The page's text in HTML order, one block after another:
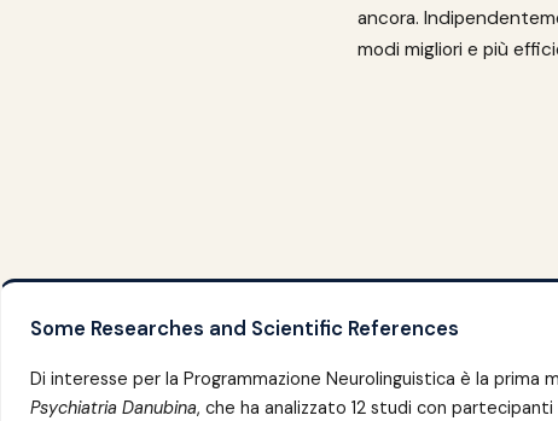
ancora.
modi migliori e più
Some Researches and Scientific References
Di interesse per la Programmazione Neurolinguistica è la
Psychiatria Danubina, che ha analizzato 12 studi con